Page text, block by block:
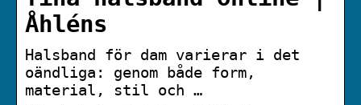
Åhléns
Halsband för dam varierar i det
oändliga: genom både form,
material, stil och …